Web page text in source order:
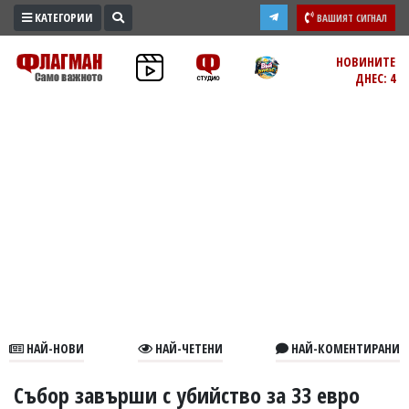
ПРОМО
ЗОНА
В
КАТЕГОРИИ ВАШИЯТ СИГНАЛ
НОВИНИТЕ
ДНЕС: 4
НАЙ-НОВИ НАЙ-ЧЕТЕНИ НАЙ-КОМЕНТИРАНИ
Събор завърши с убийство за 33 евро